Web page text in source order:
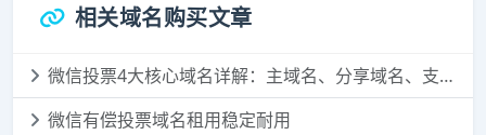
相关域名购买文章
微信投票4大核心域名详解：主域名、分享域名、支付域名、落地域名，一次讲透
微信有偿投票域名租用稳定耐用